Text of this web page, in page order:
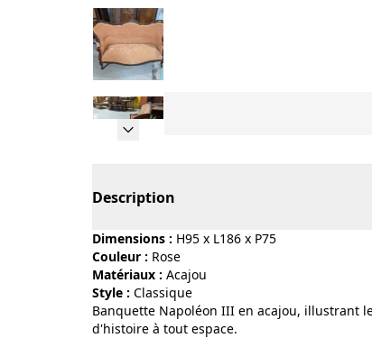
Description
Dimensions : H95 x L186 x P75
Couleur :
rose
Matériaux :
acajou
Style :
classique
Banquette Napoléon III en acajou, illustrant
d'histoire à tout espace.